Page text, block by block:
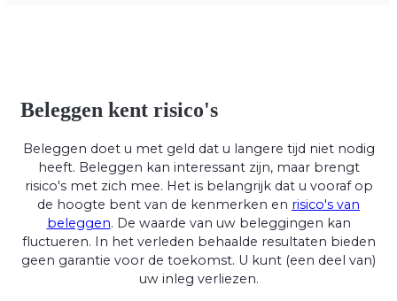
Beleggen kent risico's
Beleggen doet u met geld dat u langere tijd niet nodig
heeft. Beleggen kan interessant zijn, maar brengt
risico's met zich mee. Het is belangrijk dat u vooraf op
de hoogte bent van de kenmerken en risico's van
beleggen. De waarde van uw beleggingen kan
fluctueren. In het verleden behaalde resultaten bieden
geen garantie voor de toekomst. U kunt (een deel van)
uw inleg verliezen.